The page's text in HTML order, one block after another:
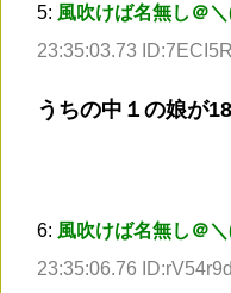
5: 風吹けば名無し＠
23:35:03.73
うちの中１の娘が
6: 風吹けば名無し＠
23:35:06.76